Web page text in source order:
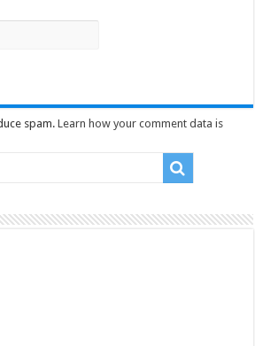
spam.Learn how your comment data is